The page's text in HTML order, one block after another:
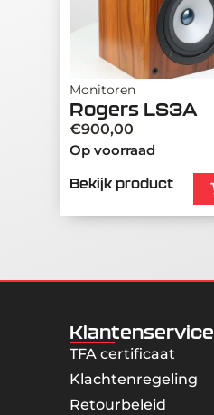
Monitoren
Rogers LS3A
€900,00
Op voorraad
Bekijk product
Klantenservice
TFA certificaat
Klachtenregeling
Retourbeleid